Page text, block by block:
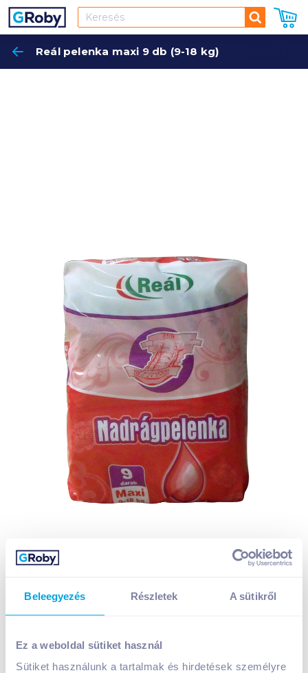
Beleegyezés Részletek A sütikről
Ez a weboldal sütiket használ
Sütiket használunk a tartalmak és hirdetések személyre
Keresés
Reál pelenka maxi 9 db (9-18 kg)